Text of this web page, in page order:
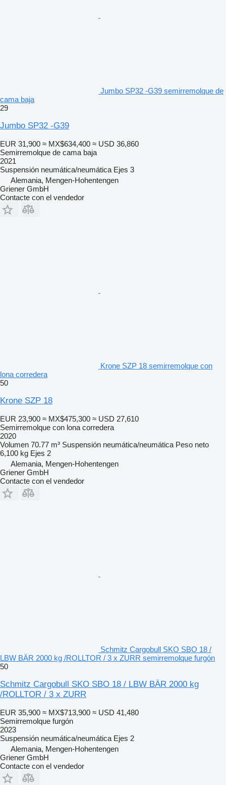
Jumbo SP32 -G39 semirremolque de
cama baja
29
Jumbo SP32 -G39
EUR 31,900 ≈ MX$634,400 ≈ USD 36,860
Semirremolque de cama baja
2021
Suspensión neumática/neumática Ejes 3
Alemania, Mengen-Hohentengen
Griener GmbH
Contacte con el vendedor
Krone SZP 18 semirremolque con
lona corredera
50
Krone SZP 18
EUR 23,900 ≈ MX$475,300 ≈ USD 27,610
Semirremolque con lona corredera
2020
Volumen 70.77 m³ Suspensión neumática/neumática Peso neto
6,100 kg Ejes 2
Alemania, Mengen-Hohentengen
Griener GmbH
Contacte con el vendedor
Schmitz Cargobull SKO SBO 18 /
LBW BÄR 2000 kg /ROLLTOR / 3 x ZURR semirremolque furgón
50
Schmitz Cargobull SKO SBO 18 / LBW BÄR 2000 kg
/ROLLTOR / 3 x ZURR
EUR 35,900 ≈ MX$713,900 ≈ USD 41,480
Semirremolque furgón
2023
Suspensión neumática/neumática Ejes 2
Alemania, Mengen-Hohentengen
Griener GmbH
Contacte con el vendedor